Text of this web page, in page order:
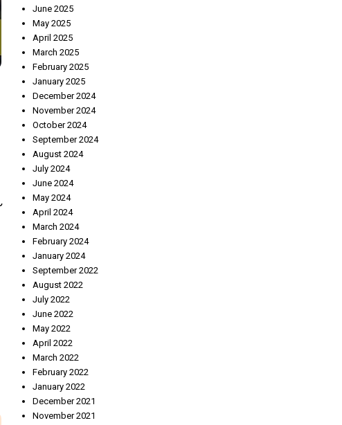
June 2025
May 2025
April 2025
March 2025
February 2025
January 2025
December 2024
November 2024
October 2024
September 2024
August 2024
July 2024
June 2024
May 2024
April 2024
March 2024
February 2024
January 2024
September 2022
August 2022
July 2022
June 2022
May 2022
April 2022
March 2022
February 2022
January 2022
December 2021
November 2021